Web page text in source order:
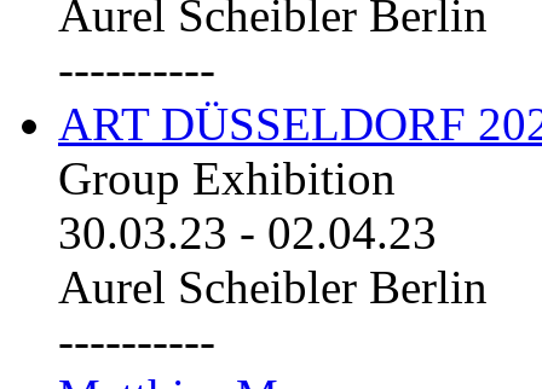
Aurel Scheibler Berlin
----------
ART DÜSSELDORF
Group Exhibition
30.03.23 - 02.04.23
Aurel Scheibler Berlin
----------